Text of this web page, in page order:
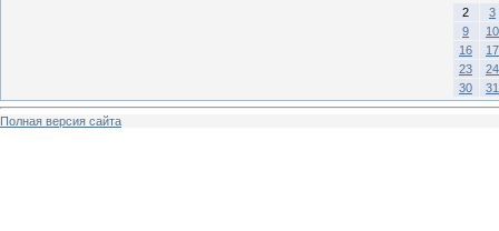
2
3
9
10
16
17
23
24
30
31
Полная версия сайта